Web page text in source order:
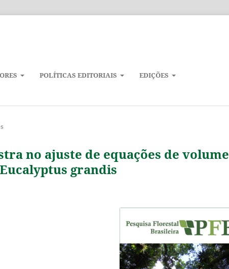
POLÍTICAS EDITORIAIS EDIÇÕES
no ajuste de equações de volume
grandis